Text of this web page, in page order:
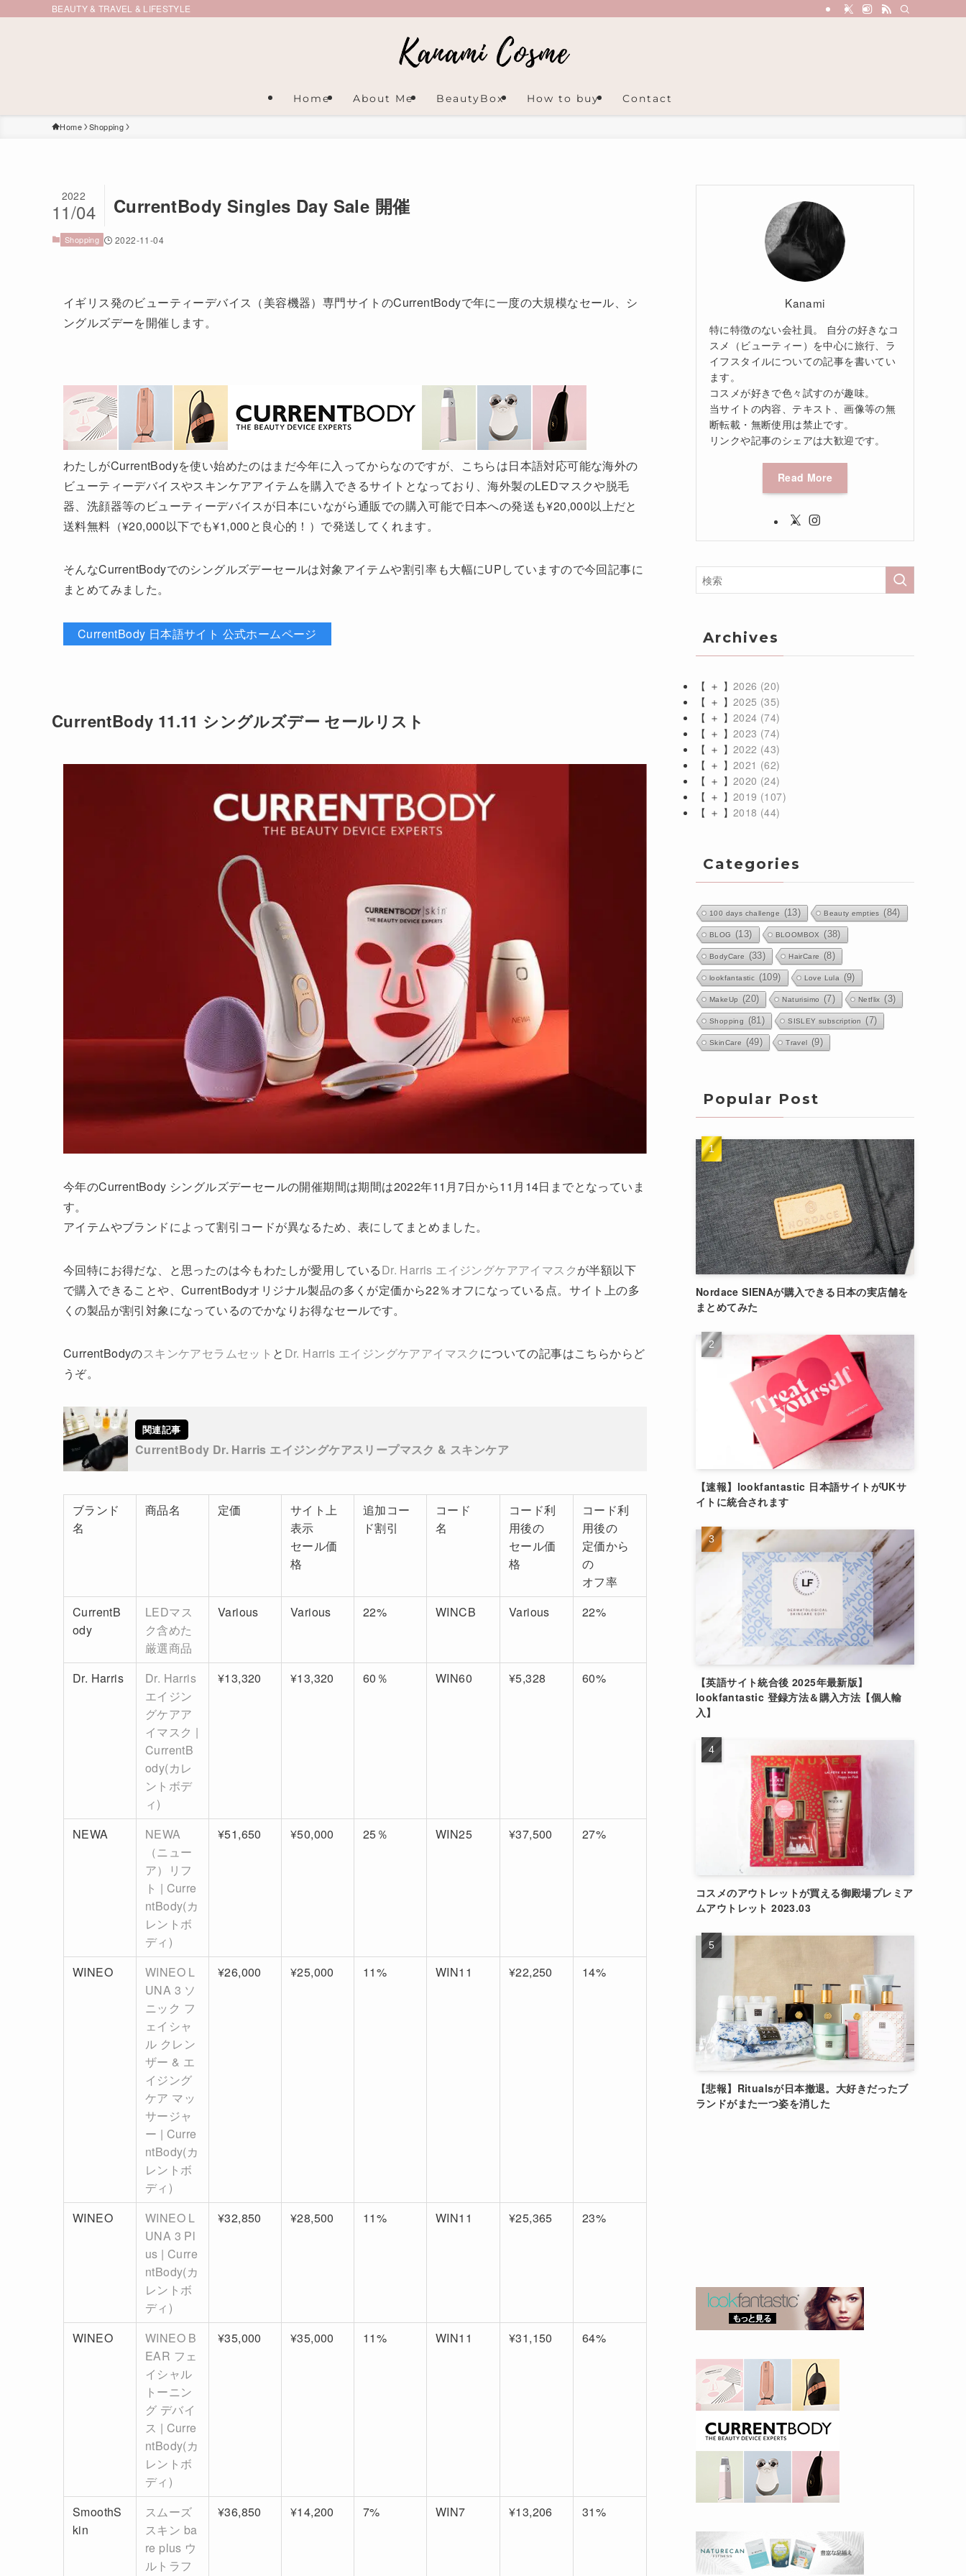
BEAUTY & TRAVEL & LIFESTYLE
Home About Me BeautyBox How to buy Contact
Home Shopping
CurrentBody Singles Day Sale 開催
2022
11/04
Shopping 2022-11-04
イギリス発のビューティーデバイス（美容機器）専門サイトのCurrentBodyで年に一度の大規模なセール、シ
ングルズデーを開催します。
わたしがCurrentBodyを使い始めたのはまだ今年に入ってからなのですが、こちらは日本語対応可能な海外の
ビューティーデバイスやスキンケアアイテムを購入できるサイトとなっており、海外製のLEDマスクや脱毛
器、洗顔器等のビューティーデバイスが日本にいながら通販での購入可能で日本への発送も¥20,000以上だと
送料無料（¥20,000以下でも¥1,000と良心的！）で発送してくれます。
そんなCurrentBodyでのシングルズデーセールは対象アイテムや割引率も大幅にUPしていますので今回記事に
まとめてみました。
CurrentBody 日本語サイト 公式ホームページ
CurrentBody 11.11 シングルズデー セールリスト
今年のCurrentBody シングルズデーセールの開催期間は期間は2022年11月7日から11月14日までとなっていま
す。
アイテムやブランドによって割引コードが異なるため、表にしてまとめました。
今回特にお得だな、と思ったのは今もわたしが愛用しているDr. Harris エイジングケアアイマスクが半額以下
で購入できることや、CurrentBodyオリジナル製品の多くが定価から22％オフになっている点。サイト上の多
くの製品が割引対象になっているのでかなりお得なセールです。
CurrentBodyのスキンケアセラムセット と Dr. Harris エイジングケアアイマスク についての記事はこちらからど
うぞ。
CurrentBody Dr. Harris エイジングケアスリープマスク & スキンケア
ブランド
名
商品名 定価
サイト上
表示
セール価
格
追加コー
ド割引
コード
名
コード利
用後の
セール価
格
コード利
用後の
定価から
の
オフ率
CurrentB
ody
LEDマス
ク含めた
厳選商品
Various Various 22% WINCB Various 22%
Dr. Harris
Dr. Harris
エイジン
グケアア
イマスク |
CurrentB
ody(カレ
ントボデ
ィ)
¥13,320 ¥13,320 60％ WIN60 ¥5,328 60%
NEWA
NEWA
（ニュー
ア）リフ
ト | Curre
ntBody(カ
レントボ
ディ)
¥51,650 ¥50,000 25％ WIN25 ¥37,500 27%
WINEO
WINEO L
UNA 3 ソ
ニック フ
ェイシャ
ル クレン
ザー & エ
イジング
ケア マッ
サージャ
ー | Curre
ntBody(カ
レントボ
ディ)
¥26,000 ¥25,000 11% WIN11 ¥22,250 14%
WINEO
WINEO L
UNA 3 Pl
us | Curre
ntBody(カ
レントボ
ディ)
¥32,850 ¥28,500 11% WIN11 ¥25,365 23%
WINEO
WINEO B
EAR フェ
イシャル
トーニン
グ デバイ
ス | Curre
ntBody(カ
レントボ
ディ)
¥35,000 ¥35,000 11% WIN11 ¥31,150 64%
SmoothS
kin
スムーズ
スキン ba
re plus ウ
ルトラフ
¥36,850 ¥14,200 7% WIN7 ¥13,206 31%
Kanami
特に特徴のない会社員。 自分の好きなコ
スメ（ビューティー）を中心に旅行、ラ
イフスタイルについての記事を書いてい
ます。
コスメが好きで色々試すのが趣味。
当サイトの内容、テキスト、画像等の無
断転載・無断使用は禁止です。
リンクや記事のシェアは大歓迎です。
Read More
Archives
【 ＋ 】 2026 (20)
【 ＋ 】 2025 (35)
【 ＋ 】 2024 (74)
【 ＋ 】 2023 (74)
【 ＋ 】 2022 (43)
【 ＋ 】 2021 (62)
【 ＋ 】 2020 (24)
【 ＋ 】 2019 (107)
【 ＋ 】 2018 (44)
Categories
100 days challenge (13) Beauty empties (84)
BLOG (13) BLOOMBOX (38)
BodyCare (33) HairCare (8)
lookfantastic (109) Love Lula (9)
MakeUp (20) Naturisimo (7) Netflix (3)
Shopping (81) SISLEY subscription (7)
SkinCare (49) Travel (9)
Popular Post
Nordace SIENAが購入できる日本の実店舗を
まとめてみた
【速報】lookfantastic 日本語サイトがUKサ
イトに統合されます
【英語サイト統合後 2025年最新版】
lookfantastic 登録方法＆購入方法【個人輸
入】
コスメのアウトレットが買える御殿場プレミア
ムアウトレット 2023.03
【悲報】Ritualsが日本撤退。大好きだったブ
ランドがまた一つ姿を消した